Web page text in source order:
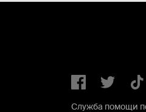
Служба помощи